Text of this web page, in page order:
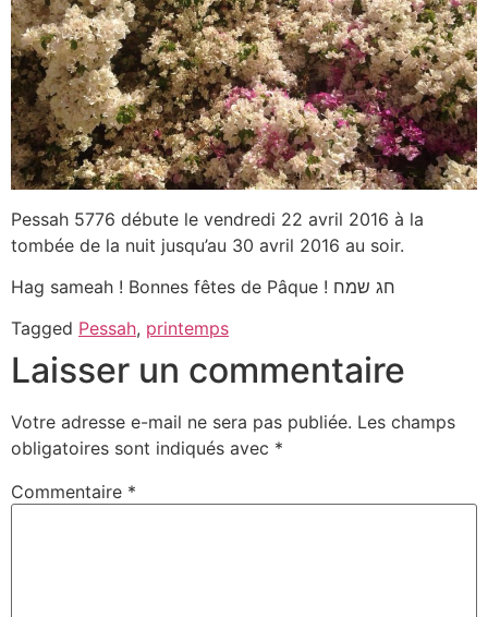
Pessah 5776 débute le vendredi 22 avril 2016 à la
tombée de la nuit jusqu’au 30 avril 2016 au soir.
Hag sameah ! Bonnes fêtes de Pâque ! חג שמח
Tagged Pessah, printemps
Laisser un commentaire
Votre adresse e-mail ne sera pas publiée. Les champs
obligatoires sont indiqués avec *
Commentaire *